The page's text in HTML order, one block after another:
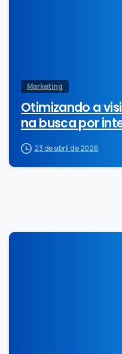
Marketing
Otimizando a
na busca por
23 de abril de 2026